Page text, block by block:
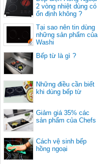
2 vòng nhiệt dùng có
ổn định không ?
Tại sao nên tin dùng
những sản phẩm của
Washi
Bếp từ là gì ?
Những điều cần biết
khi dùng bếp từ
Giảm giá 35% các
sản phẩm của Chefs
Cách vệ sinh bếp
hồng ngoại